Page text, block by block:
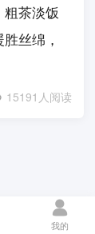
我的
茶淡饭
丝绵，
15191人阅读